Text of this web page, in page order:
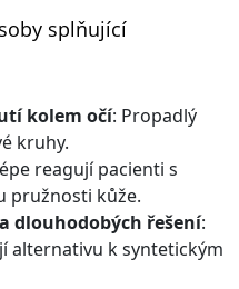
splňující
kolem očí: Propadlý
kruhy.
reagují pacienti s
pružnosti kůže.
dlouhodobých řešení:
alternativu k syntetickým